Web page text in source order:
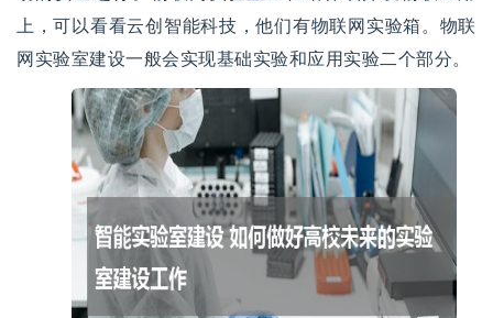
上，可以看看云创智能科技，他们有物联网实验箱。物联
网实验室建设一般会实现基础实验和应用实验二个部分。